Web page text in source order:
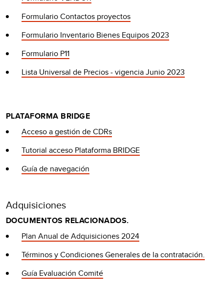
Formulario Contactos proyectos
Formulario Inventario Bienes Equipos 2023
Formulario P11
Lista Universal de Precios - vigencia Junio 2023
PLATAFORMA BRIDGE
Acceso a gestión de CDRs
Tutorial acceso Plataforma BRIDGE
Guía de navegación
Adquisiciones
DOCUMENTOS RELACIONADOS.
Plan Anual de Adquisiciones 2024
Términos y Condiciones Generales de la contratación.
Guía Evaluación Comité